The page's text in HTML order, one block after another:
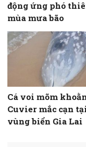
động ứng phó
mùa mưa bão
Cá voi mõm
Cuvier mắc cạn
vùng biển Gia Lai